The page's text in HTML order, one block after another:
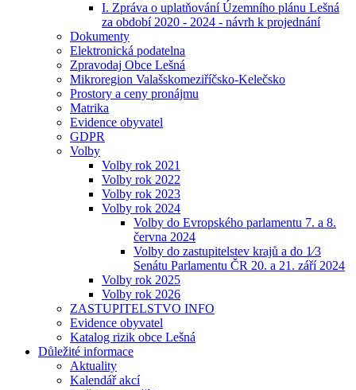
I. Zpráva o uplatňování Územního plánu Lešná
za období 2020 - 2024 - návrh k projednání
Dokumenty
Elektronická podatelna
Zpravodaj Obce Lešná
Mikroregion Valašskomeziříčsko-Kelečsko
Prostory a ceny pronájmu
Matrika
Evidence obyvatel
GDPR
Volby
Volby rok 2021
Volby rok 2022
Volby rok 2023
Volby rok 2024
Volby do Evropského parlamentu 7. a 8.
června 2024
Volby do zastupitelstev krajů a do 1⁄3
Senátu Parlamentu ČR 20. a 21. září 2024
Volby rok 2025
Volby rok 2026
ZASTUPITELSTVO INFO
Evidence obyvatel
Katalog rizik obce Lešná
Důležité informace
Aktuality
Kalendář akcí